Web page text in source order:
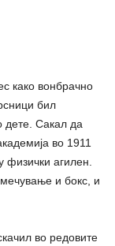
како вонбрачно
бил
дете. Сакал да
во 1911
агилен.
и бокс, и
во редовите